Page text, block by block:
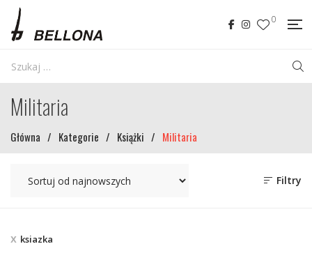
0
Militaria
Główna / Kategorie / Książki / Militaria
Filtry
ksiazka